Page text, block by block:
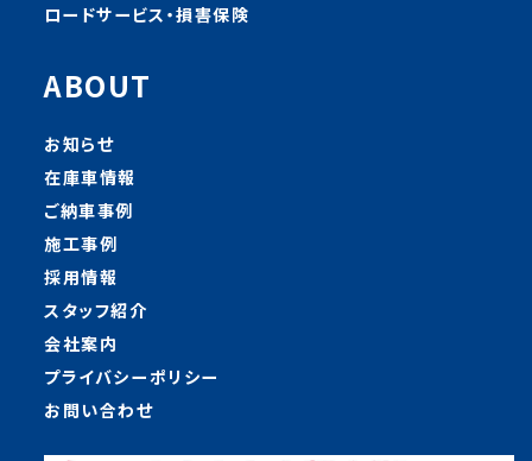
ロードサービス・損害保険
ABOUT
お知らせ
在庫車情報
ご納車事例
施工事例
採用情報
スタッフ紹介
会社案内
プライバシーポリシー
お問い合わせ